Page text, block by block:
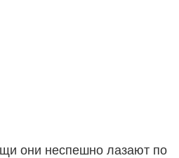
они неспешно лазают по